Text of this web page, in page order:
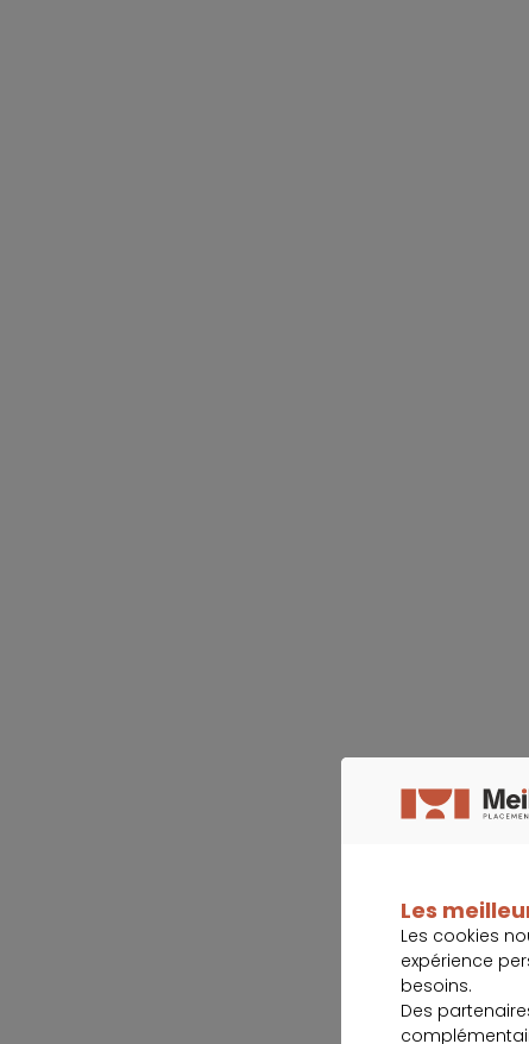
Les
Les cookies
expérience
besoins.
Des